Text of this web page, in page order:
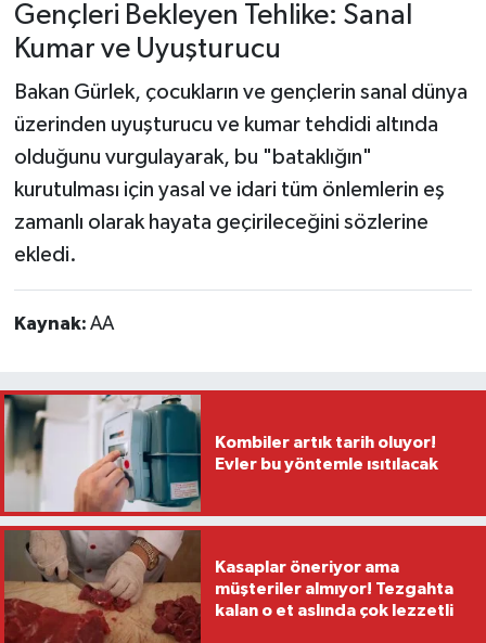
Gençleri Bekleyen Tehlike: Sanal
Kumar ve Uyuşturucu
Bakan Gürlek, çocukların ve gençlerin sanal dünya
üzerinden uyuşturucu ve kumar tehdidi altında
olduğunu vurgulayarak, bu "bataklığın"
kurutulması için yasal ve idari tüm önlemlerin eş
zamanlı olarak hayata geçirileceğini sözlerine
ekledi.
Kaynak: AA
Kombiler artık tarih oluyor!
Evler bu yöntemle ısıtılacak
Kasaplar öneriyor ama
müşteriler almıyor! Tezgahta
kalan o et aslında çok lezzetli